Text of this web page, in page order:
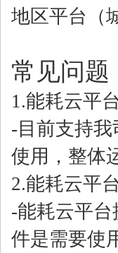
地区平台（
常见问题
1.能耗云平
-目前支持
使用，整体
2.能耗云平
-能耗云平
件是需要使